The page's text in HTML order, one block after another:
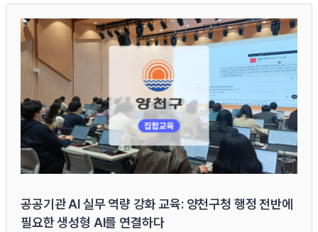
공공기관 AI 실무 역량 강화 교육: 양천구청 행정 전반에
필요한 생성형 AI를 연결하다